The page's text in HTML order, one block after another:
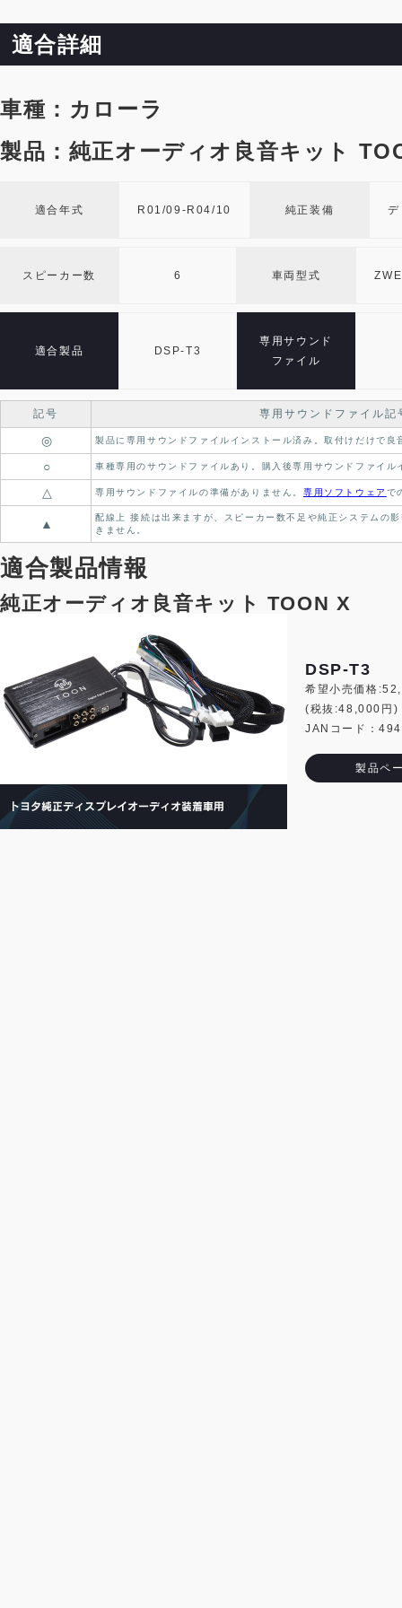
適合詳細
車種：カローラ
製品：純正オーディオ良音キット
適合年式 R01/09-R04/10 純正装備
スピーカー数 6 車両型式
適合製品 DSP-T3
専用サウンド
ファイル
記号 専用サウンドファイル記
◎ 製品に専用サウンドファイルインストール済み。取付けだけで良
○ 車種専用のサウンドファイルあり。 購入後専用サウンドファイル
△ 専用サウンドファイルの準備がありません。 専用ソフトウェア で
▲
配線上 接続は出来ますが、スピーカー数不足や純正システムの
きません。
適合製品情報
純正オーディオ良音キット TOON X
DSP-T3
希望小売価格
(税抜:48,000円)
JANコード：
製品ペ